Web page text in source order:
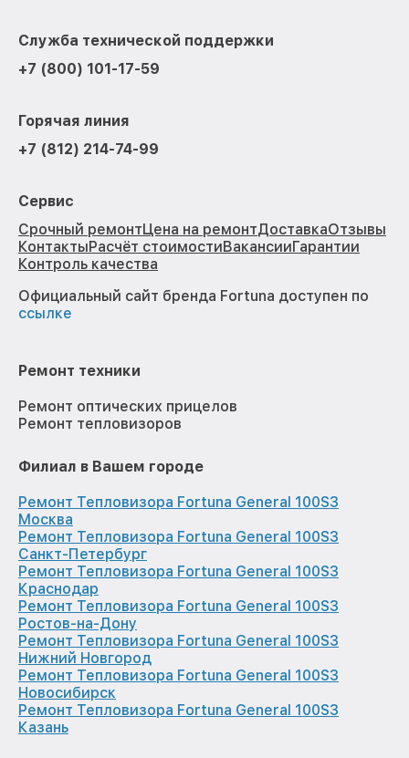
Служба технической поддержки
+7 (800) 101-17-59
Горячая линия
+7 (812) 214-74-99
Сервис
Срочный ремонтЦена на ремонтДоставкаОтзывы
КонтактыРасчёт стоимостиВакансииГарантии
Контроль качества
Официальный сайт бренда Fortuna доступен по
ссылке
Ремонт техники
Ремонт оптических прицелов
Ремонт тепловизоров
Филиал в Вашем городе
Ремонт Тепловизора Fortuna General 100S3
Москва
Ремонт Тепловизора Fortuna General 100S3
Санкт-Петербург
Ремонт Тепловизора Fortuna General 100S3
Краснодар
Ремонт Тепловизора Fortuna General 100S3
Ростов-на-Дону
Ремонт Тепловизора Fortuna General 100S3
Нижний Новгород
Ремонт Тепловизора Fortuna General 100S3
Новосибирск
Ремонт Тепловизора Fortuna General 100S3
Казань